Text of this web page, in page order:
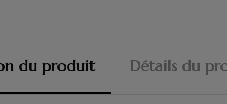
du produit Détails du